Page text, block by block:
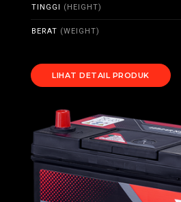
TINGGI (HEIGHT)
BERAT (WEIGHT)
LIHAT DETAIL PRODUK